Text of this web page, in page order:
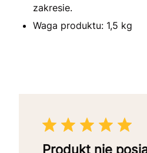
zakresie.
Waga produktu: 1,5 kg
Produkt nie